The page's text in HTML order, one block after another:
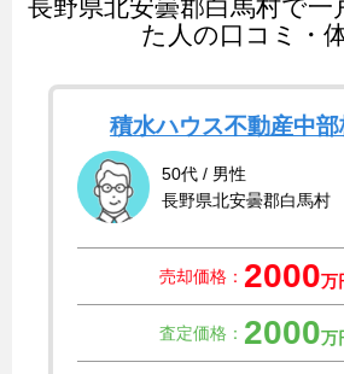
長野県北安曇郡白馬村で一
た人の口コミ・
積水ハウス不動産中
50代 / 男性
長野県北安曇郡白馬村
売却価格： 2000万
査定価格： 2000万